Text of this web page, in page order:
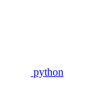
python